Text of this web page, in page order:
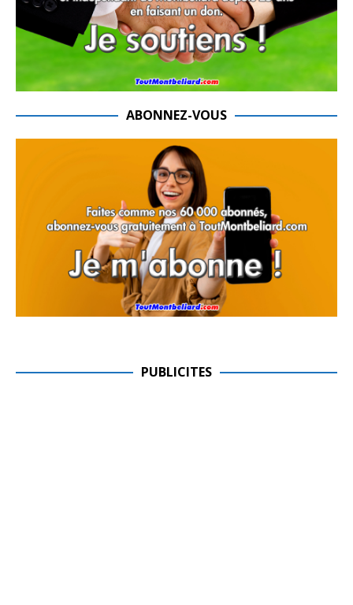
ABONNEZ-VOUS
PUBLICITES